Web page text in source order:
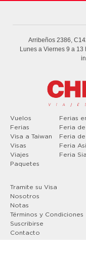
Arribeños 2386,
Lunes a Viernes 9 a 13
Vuelos
Ferias
Visa a Taiwan
Visas
Viajes
Paquetes
Ferias
Feria
Feria
Feria
Feria
Tramite su Visa
Nosotros
Notas
Términos y Condiciones
Suscribirse
Contacto